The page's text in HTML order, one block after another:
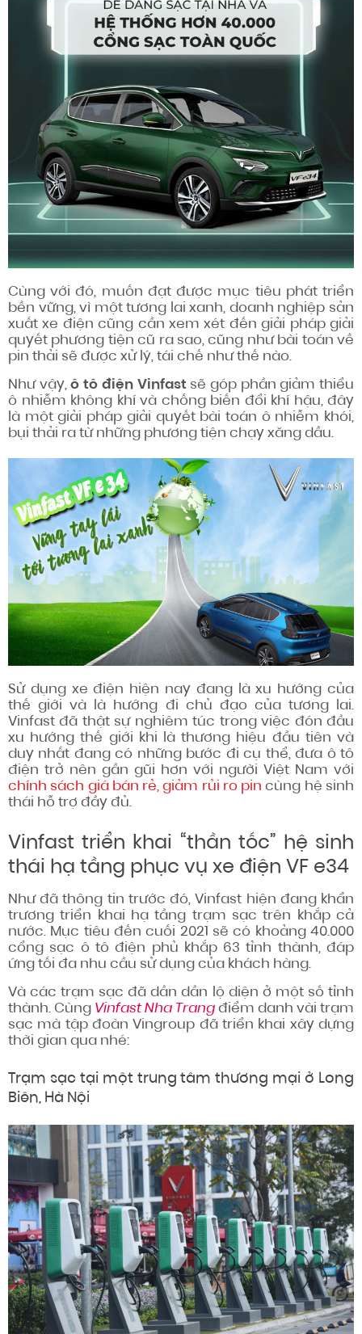
Cùng với đó, muốn đạt được mục tiêu phát triển
bền vững, vì một tương lai xanh, doanh nghiệp sản
xuất xe điện cũng cần xem xét đến giải pháp giải
quyết phương tiện cũ ra sao, cũng như bài toán về
pin thải sẽ được xử lý, tái chế như thế nào.
Như vậy,ô tô điện Vinfast sẽ góp phần giảm thiểu
ô nhiễm không khí và chống biến đổi khí hậu, đây
là một giải pháp giải quyết bài toán ô nhiễm khói,
bụi thải ra từ những phương tiện chạy xăng dầu.
Sử dụng xe điện hiện nay đang là xu hướng của
thế giới và là hướng đi chủ đạo của tương lai.
Vinfast đã thật sự nghiêm túc trong việc đón đầu
xu hướng thế giới khi là thương hiệu đầu tiên và
duy nhất đang có những bước đi cụ thể, đưa ô tô
điện trở nên gần gũi hơn với người Việt Nam với
chính sách giá bán rẻ, giảm rủi ro pin cùng hệ sinh
thái hỗ trợ đầy đủ.
Vinfast triển khai “thần tốc” hệ sinh
thái hạ tầng phục vụ xe điện VF e34
Như đã thông tin trước đó, Vinfast hiện đang khẩn
trương triển khai hạ tầng trạm sạc trên khắp cả
nước. Mục tiêu đến cuối 2021 sẽ có khoảng 40.000
cổng sạc ô tô điện phủ khắp 63 tỉnh thành, đáp
ứng tối đa nhu cầu sử dụng của khách hàng.
Và các trạm sạc đã dần dần lộ diện ở một số tỉnh
thành. Cùng Vinfast Nha Trang điểm danh vài trạm
sạc mà tập đoàn Vingroup đã triển khai xây dựng
thời gian qua nhé:
Trạm sạc tại một trung tâm thương mại ở Long
Biên, Hà Nội